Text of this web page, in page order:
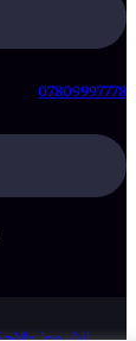
07809997778